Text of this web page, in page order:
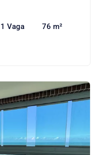
1 Vaga 76 m²